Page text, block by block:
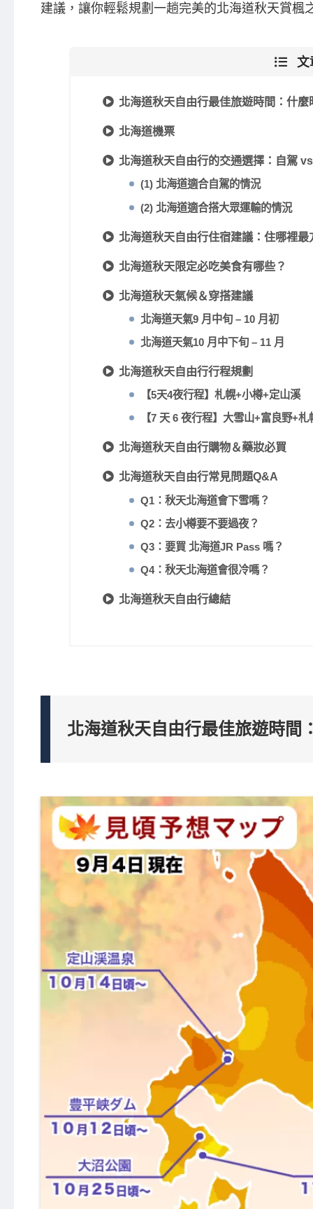
建議，讓你輕鬆規劃一趟完美的北海道秋天賞楓
文
北海道秋天自由行最佳旅遊時間：什麼
北海道機票
北海道秋天自由行的交通選擇：自駕
(1) 北海道適合自駕的情況
(2) 北海道適合搭大眾運輸的情況
北海道秋天自由行住宿建議：住哪裡最
北海道秋天限定必吃美食有哪些？
北海道秋天氣候＆穿搭建議
北海道天氣9 月中旬 – 10 月初
北海道天氣10 月中下旬 – 11 月
北海道秋天自由行行程規劃
【5天4夜行程】札幌+小樽+定山溪
【7 天 6 夜行程】大雪山+富良野+札
北海道秋天自由行購物＆藥妝必買
北海道秋天自由行常見問題Q&A
Q1：秋天北海道會下雪嗎？
Q2：去小樽要不要過夜？
Q3：要買 北海道JR Pass 嗎？
Q4：秋天北海道會很冷嗎？
北海道秋天自由行總結
北海道秋天自由行最佳旅遊時間